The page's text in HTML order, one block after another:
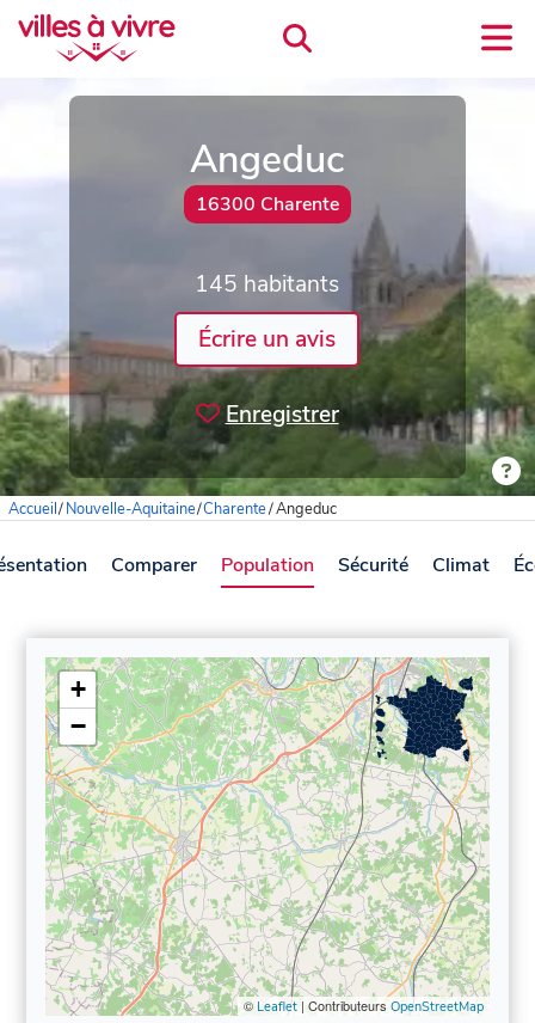
Angeduc
16300 Charente
145 habitants
Écrire un avis
Enregistrer
Accueil/Nouvelle-Aquitaine/Charente/Angeduc
Comparer Population Sécurité Climat
+
−
© Leaflet| Contributeurs OpenStreetMap